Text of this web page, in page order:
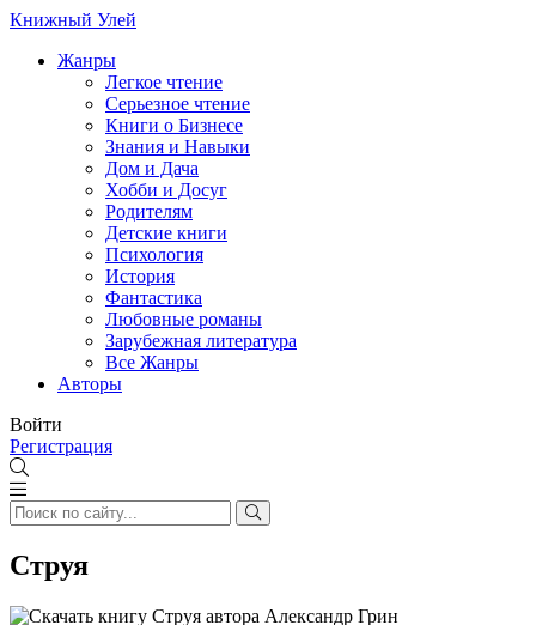
Книжный Улей
Жанры
Легкое чтение
Серьезное чтение
Книги о Бизнесе
Знания и Навыки
Дом и Дача
Хобби и Досуг
Родителям
Детские книги
Психология
История
Фантастика
Любовные романы
Зарубежная литература
Все Жанры
Авторы
Войти
Регистрация
Струя